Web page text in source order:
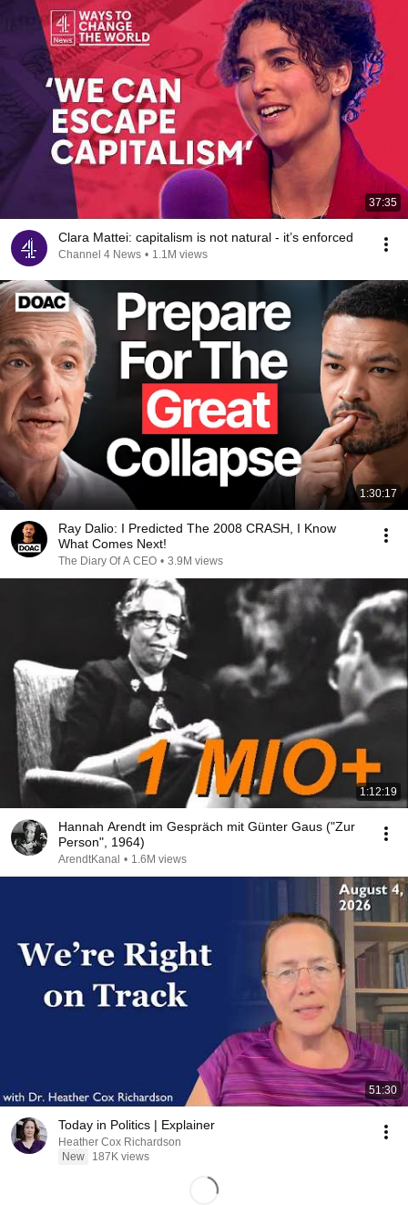
37:35
Clara Mattei: capitalism is not natural - it’s enforced
Channel 4 News • 1.1M views
1:30:17
Ray Dalio: I Predicted The 2008 CRASH, I Know
What Comes Next!
The Diary Of A CEO • 3.9M views
1:12:19
Hannah Arendt im Gespräch mit Günter Gaus ("Zur
Person", 1964)
ArendtKanal • 1.6M views
51:30
Today in Politics | Explainer
Heather Cox Richardson
New
187K views